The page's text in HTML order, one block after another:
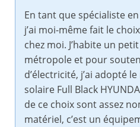
En tant que spécialiste
j’ai moi-même fait le
chez moi. J’habite un
métropole et pour
d’électricité, j’ai adopté
solaire Full Black
de ce choix sont assez
matériel, c’est un